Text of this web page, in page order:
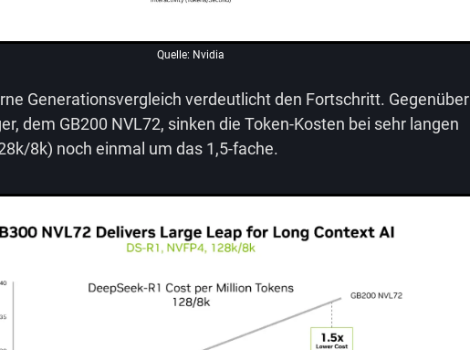
Quelle: Nvidia
Generationsvergleich verdeutlicht den Fortschritt. Gegenüber
dem GB200 NVL72, sinken die Token-Kosten bei sehr langen
8k) noch einmal um das 1,5-fache.